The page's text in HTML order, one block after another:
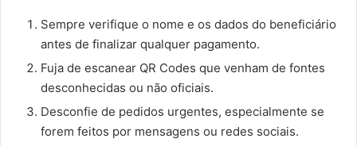
Sempre verifique o nome e os dados do beneficiário
antes de finalizar qualquer pagamento.
Fuja de escanear QR Codes que venham de fontes
desconhecidas ou não oficiais.
Desconfie de pedidos urgentes, especialmente se
forem feitos por mensagens ou redes sociais.